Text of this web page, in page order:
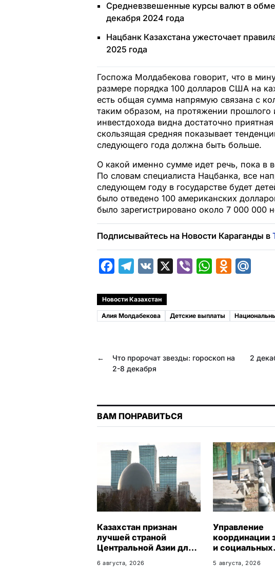
Средневзвешенные курсы валют в
декабря 2024 года
Нацбанк Казахстана ужесточает
2025 года
Госпожа Молдабекова говорит, что в
размере порядка 100 долларов США на
есть общая сумма напрямую связана с
таким образом, на протяжении прошлого
инвестдохода видна достаточно
скользящая средняя показывает
следующего года должна быть больше.
О какой именно сумме идет речь, пока в
По словам специалиста Нацбанка, все
следующем году в государстве будет
было отведено 100 американских
было зарегистрировано около 7 000 000
Подписывайтесь на Новости Караганды в
c
e
o
k
l
e
a
m
e
W
t
p
o
a
n
i
l
u
Новости Казахстан
Алия Молдабекова Детские выплаты
←
Что пророчат звезды: гороскоп на
2-8 декабря
2
ВАМ ПОНРАВИТЬСЯ
Казахстан признан
лучшей страной
Центральной Азии для
6 августа, 2026
Управление
координации
и социальных
5 августа, 2026